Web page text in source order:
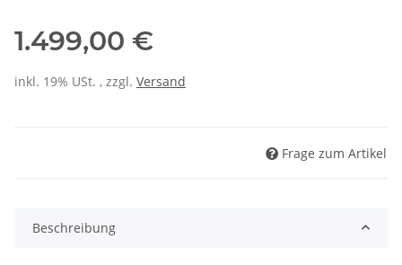
1.499,00 €
inkl. 19% USt. , zzgl. Versand
Frage zum Artikel
Beschreibung